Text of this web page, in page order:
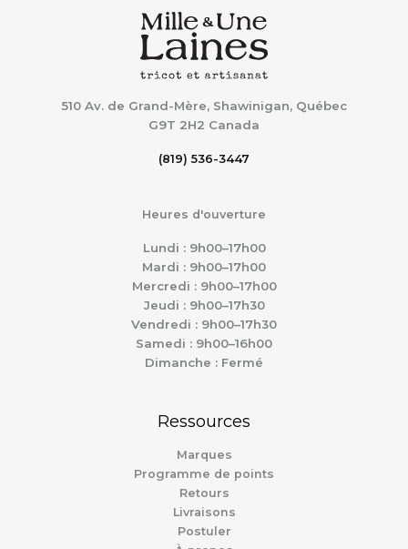
510 Av. de Grand-Mère, Shawinigan, Québec
G9T 2H2 Canada
(819) 536-3447
Heures d'ouverture
Lundi : 9h00–17h00
Mardi : 9h00–17h00
Mercredi : 9h00–17h00
Jeudi : 9h00–17h30
Vendredi : 9h00–17h30
Samedi : 9h00–16h00
Dimanche : Fermé
Ressources
Marques
Programme de points
Retours
Livraisons
Postuler